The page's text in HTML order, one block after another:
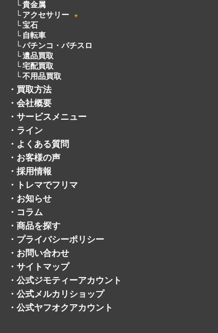
貴金属
アクセサリー
＋
宝石
自転車
パチンコ・パチスロ
遺品買取
宅配買取
不用品買取
・ 買取方法
・ 会社概要
・ サービスメニュー
・ ライン
・ よくある質問
・ お客様の声
・ 採用情報
・
トレマでフリマ
・ お知らせ
・ コラム
・ 商品を探す
・ プライバシーポリシー
・ お問い合わせ
・ サイトマップ
・ 公式ジモティーアカウント
・ 公式メルカリショップ
・ 公式ヤフオクアカウント